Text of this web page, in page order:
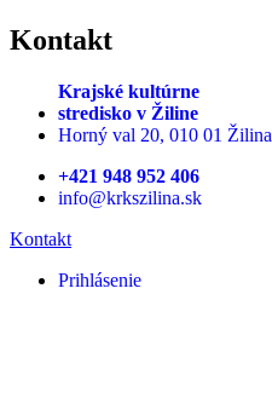
Kontakt
Krajské kultúrne
stredisko v Žiline
Horný val 20, 010 01 Žilina
+421 948 952 406
info@krkszilina.sk
Kontakt
Prihlásenie